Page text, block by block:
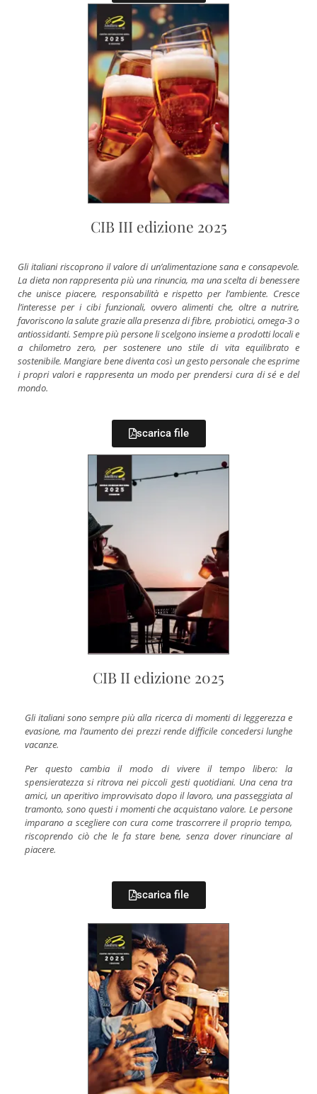
CIB III edizione 2025
Gli italiani riscoprono il valore di un’alimentazione sana e consapevole.
La dieta non rappresenta più una rinuncia, ma una scelta di benessere
che unisce piacere, responsabilità e rispetto per l’ambiente. Cresce
l’interesse per i cibi funzionali, ovvero alimenti che, oltre a nutrire,
favoriscono la salute grazie alla presenza di fibre, probiotici, omega-3 o
antiossidanti. Sempre più persone li scelgono insieme a prodotti locali e
a chilometro zero, per sostenere uno stile di vita equilibrato e
sostenibile. Mangiare bene diventa così un gesto personale che esprime
i propri valori e rappresenta un modo per prendersi cura di sé e del
mondo.
scarica file
CIB II edizione 2025
Gli italiani sono sempre più alla ricerca di momenti di leggerezza e
evasione, ma l’aumento dei prezzi rende difficile concedersi lunghe
vacanze.
Per questo cambia il modo di vivere il tempo libero: la
spensieratezza si ritrova nei piccoli gesti quotidiani. Una cena tra
amici, un aperitivo improvvisato dopo il lavoro, una passeggiata al
tramonto, sono questi i momenti che acquistano valore. Le persone
imparano a scegliere con cura come trascorrere il proprio tempo,
riscoprendo ciò che le fa stare bene, senza dover rinunciare al
piacere.
scarica file